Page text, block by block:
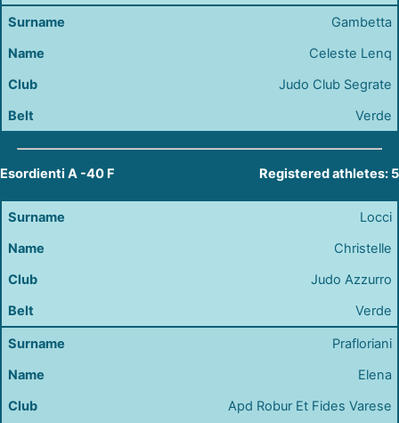
Gambetta
Celeste Lenq
Judo Club Segrate
Verde
Esordienti A -40 F Registered athletes: 5
Locci
Christelle
Judo Azzurro
Verde
Prafloriani
Elena
Apd Robur Et Fides Varese